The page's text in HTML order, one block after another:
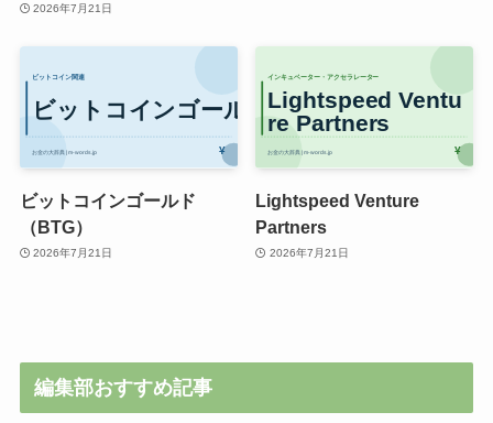
2026年7月21日
ビットコインゴールド
（BTG）
2026年7月21日
Lightspeed Venture
Partners
2026年7月21日
編集部おすすめ記事